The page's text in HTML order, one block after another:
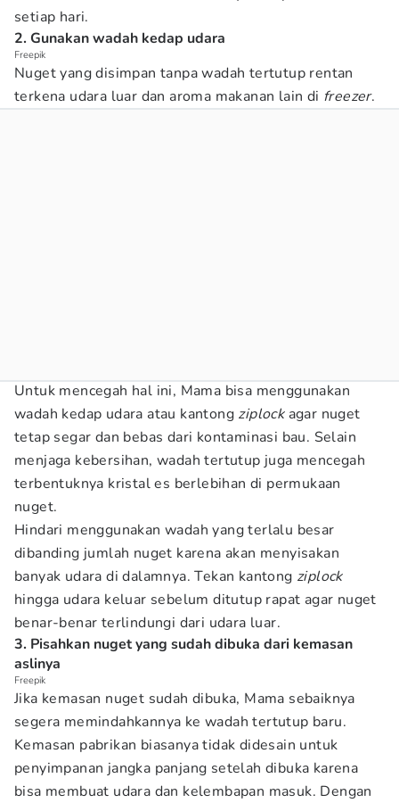
setiap hari.
2. Gunakan wadah kedap udara
Freepik
Nuget yang disimpan tanpa wadah tertutup rentan
terkena udara luar dan aroma makanan lain di freezer.
Untuk mencegah hal ini, Mama bisa menggunakan
wadah kedap udara atau kantong ziplock agar nuget
tetap segar dan bebas dari kontaminasi bau. Selain
menjaga kebersihan, wadah tertutup juga mencegah
terbentuknya kristal es berlebihan di permukaan
nuget.
Hindari menggunakan wadah yang terlalu besar
dibanding jumlah nuget karena akan menyisakan
banyak udara di dalamnya. Tekan kantong ziplock
hingga udara keluar sebelum ditutup rapat agar nuget
benar-benar terlindungi dari udara luar.
3. Pisahkan nuget yang sudah dibuka dari kemasan
aslinya
Freepik
Jika kemasan nuget sudah dibuka, Mama sebaiknya
segera memindahkannya ke wadah tertutup baru.
Kemasan pabrikan biasanya tidak didesain untuk
penyimpanan jangka panjang setelah dibuka karena
bisa membuat udara dan kelembapan masuk. Dengan